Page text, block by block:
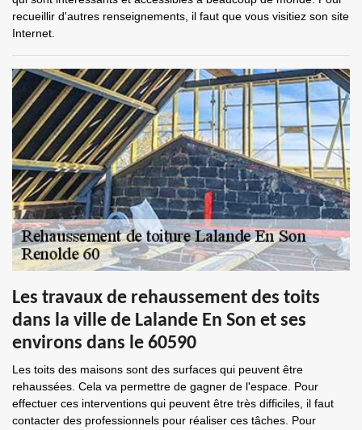
recueillir d'autres renseignements, il faut que vous visitiez son site
Internet.
Les travaux de rehaussement des toits
dans la ville de Lalande En Son et ses
environs dans le 60590
Les toits des maisons sont des surfaces qui peuvent être
rehaussées. Cela va permettre de gagner de l'espace. Pour
effectuer ces interventions qui peuvent être très difficiles, il faut
contacter des professionnels pour réaliser ces tâches. Pour